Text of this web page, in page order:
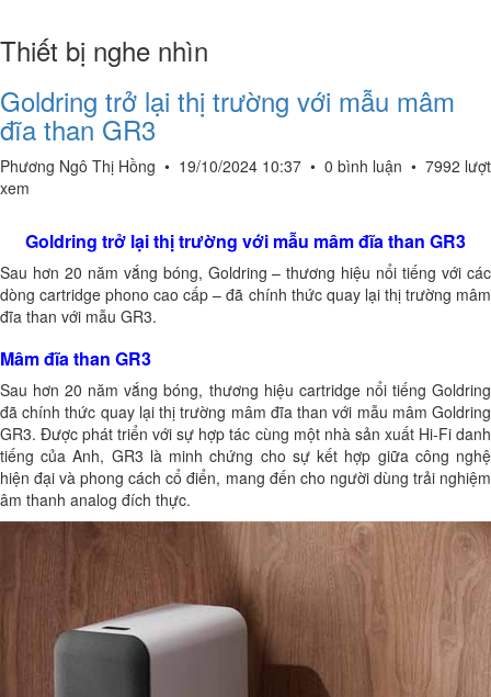
Thiết bị nghe nhìn
Goldring trở lại thị trường với mẫu mâm
đĩa than GR3
Phương Ngô Thị Hồng • 19/10/2024 10:37 • 0 bình luận • 7992 lượt
xem
Goldring trở lại thị trường với mẫu mâm đĩa than GR3
Sau hơn 20 năm vắng bóng, Goldring – thương hiệu nổi tiếng với các
dòng cartridge phono cao cấp – đã chính thức quay lại thị trường mâm
đĩa than với mẫu GR3.
Mâm đĩa than GR3
Sau hơn 20 năm vắng bóng, thương hiệu cartridge nổi tiếng Goldring
đã chính thức quay lại thị trường mâm đĩa than với mẫu mâm Goldring
GR3. Được phát triển với sự hợp tác cùng một nhà sản xuất Hi-Fi danh
tiếng của Anh, GR3 là minh chứng cho sự kết hợp giữa công nghệ
hiện đại và phong cách cổ điển, mang đến cho người dùng trải nghiệm
âm thanh analog đích thực.